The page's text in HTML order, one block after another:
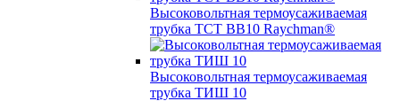
Высоковольтная термоусаживаемая
трубка TCT BB10 Raychman®
Высоковольтная термоусаживаемая
трубка ТИШ 10